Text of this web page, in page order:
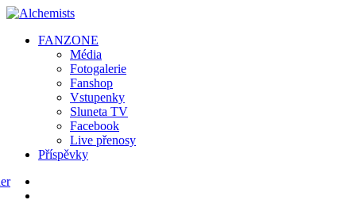
FANZONE
Média
Fotogalerie
Fanshop
Vstupenky
Sluneta TV
Facebook
Live přenosy
Příspěvky